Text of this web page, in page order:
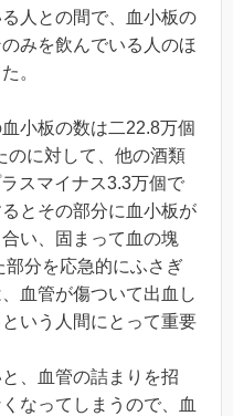
人との間で、血小板の
みを飲んでいる人のほ
。
小板の数は二22.8万個
のに対して、他の酒類
スマイナス3.3万個で
とその部分に血小板が
い、固まって血の塊
部分を応急的にふさぎ
血管が傷ついて出血し
いう人間にとって重要
、血管の詰まりを招
なってしまうので、血